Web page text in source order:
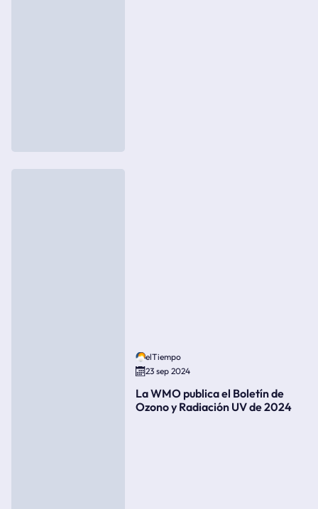
elTiempo
23 sep 2024
La WMO publica el Boletín de
Ozono y Radiación UV de 2024